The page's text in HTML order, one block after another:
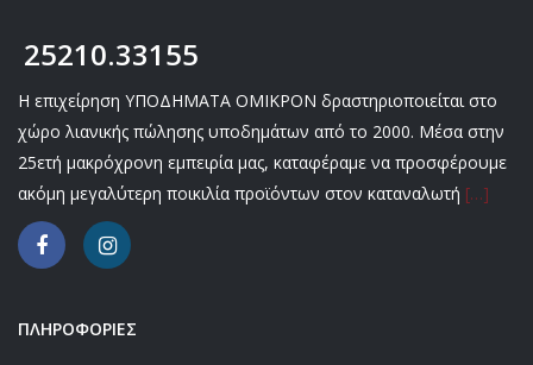
25210.33155
Η επιχείρηση ΥΠΟΔΗΜΑΤΑ ΟΜΙΚΡΟΝ δραστηριοποιείται στο
χώρο λιανικής πώλησης υποδημάτων από το 2000. Μέσα στην
25ετή μακρόχρονη εμπειρία μας, καταφέραμε να προσφέρουμε
ακόμη μεγαλύτερη ποικιλία προϊόντων στον καταναλωτή […]
ΠΛΗΡΟΦΟΡΙΕΣ